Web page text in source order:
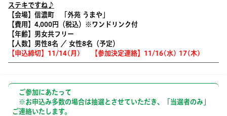
ステキですね♪
【会場】信濃町 「外苑 うまや」
【費用】 4,000円（税込）※ワンドリンク付
【年齢】男女共フリー
【人数】男性8名 ／ 女性8名（予定）
【申込締切】 11/14(月 ) 【参加決定連絡】 11/16(水) 17(木)
ご参加にあたって
※お申込み多数の場合は抽選とさせていただき、「当選者のみ」
ご連絡いたします。